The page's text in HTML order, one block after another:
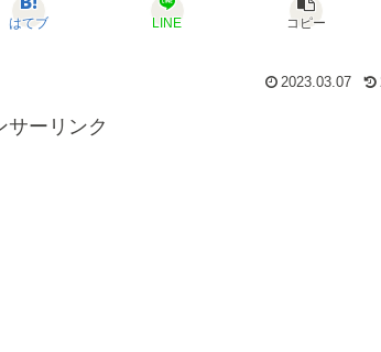
はてブ LINE コピー
2023.03.07
サーリンク